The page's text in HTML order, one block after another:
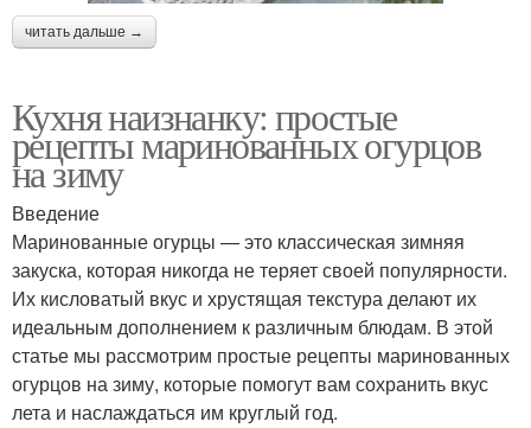
читать дальше →
Кухня наизнанку: простые
рецепты маринованных огурцов
на зиму
Введение
Маринованные огурцы — это классическая зимняя
закуска, которая никогда не теряет своей популярности.
Их кисловатый вкус и хрустящая текстура делают их
идеальным дополнением к различным блюдам. В этой
статье мы рассмотрим простые рецепты маринованных
огурцов на зиму, которые помогут вам сохранить вкус
лета и наслаждаться им круглый год.